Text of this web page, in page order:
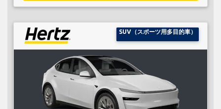
SUV（スポーツ用多目的車）